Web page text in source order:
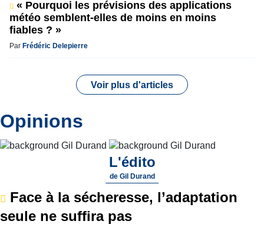
« Pourquoi les prévisions des applications
météo semblent-elles de moins en moins
fiables ? »
Par Frédéric Delepierre
Voir plus d'articles
Opinions
L'édito
de Gil Durand
Face à la sécheresse, l’adaptation
seule ne suffira pas